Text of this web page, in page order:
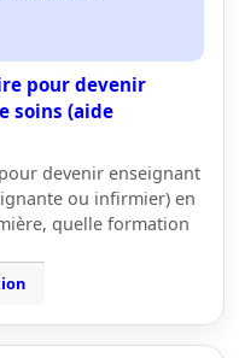
pour devenir
soins (aide
devenir enseignant
ou infirmier) en
quelle formation